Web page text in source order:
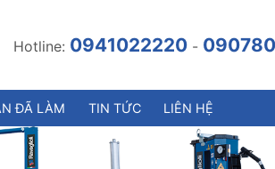
Hotline: 0941022220 -
ĐÃ LÀM TIN TỨC LIÊN HỆ